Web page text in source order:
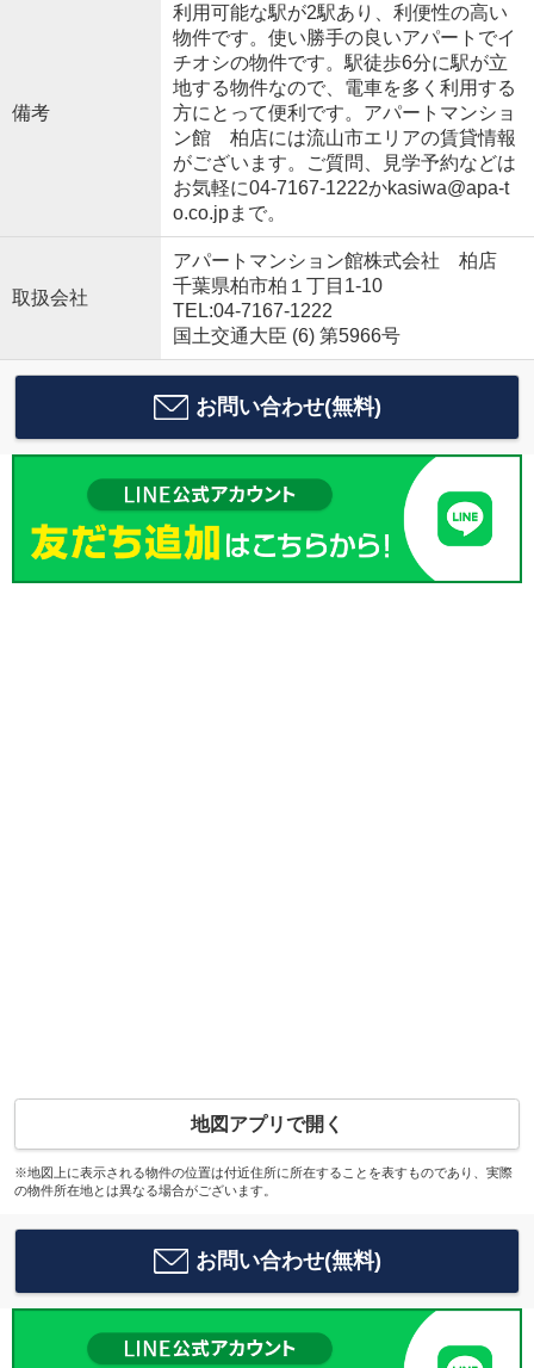
備考
利用可能な駅が2駅あり、利便性の高い
物件です。使い勝手の良いアパートでイ
チオシの物件です。駅徒歩6分に駅が立
地する物件なので、電車を多く利用する
方にとって便利です。アパートマンショ
ン館 柏店には流山市エリアの賃貸情報
がございます。ご質問、見学予約などは
お気軽に04-7167-1222かkasiwa@apa-t
o.co.jpまで。
取扱会社
アパートマンション館株式会社 柏店
千葉県柏市柏１丁目1-10
TEL:04-7167-1222
国土交通大臣 (6) 第5966号
お問い合わせ(無料)
地図アプリで開く
※地図上に表示される物件の位置は付近住所に所在することを表すものであり、実際
の物件所在地とは異なる場合がございます。
お問い合わせ(無料)